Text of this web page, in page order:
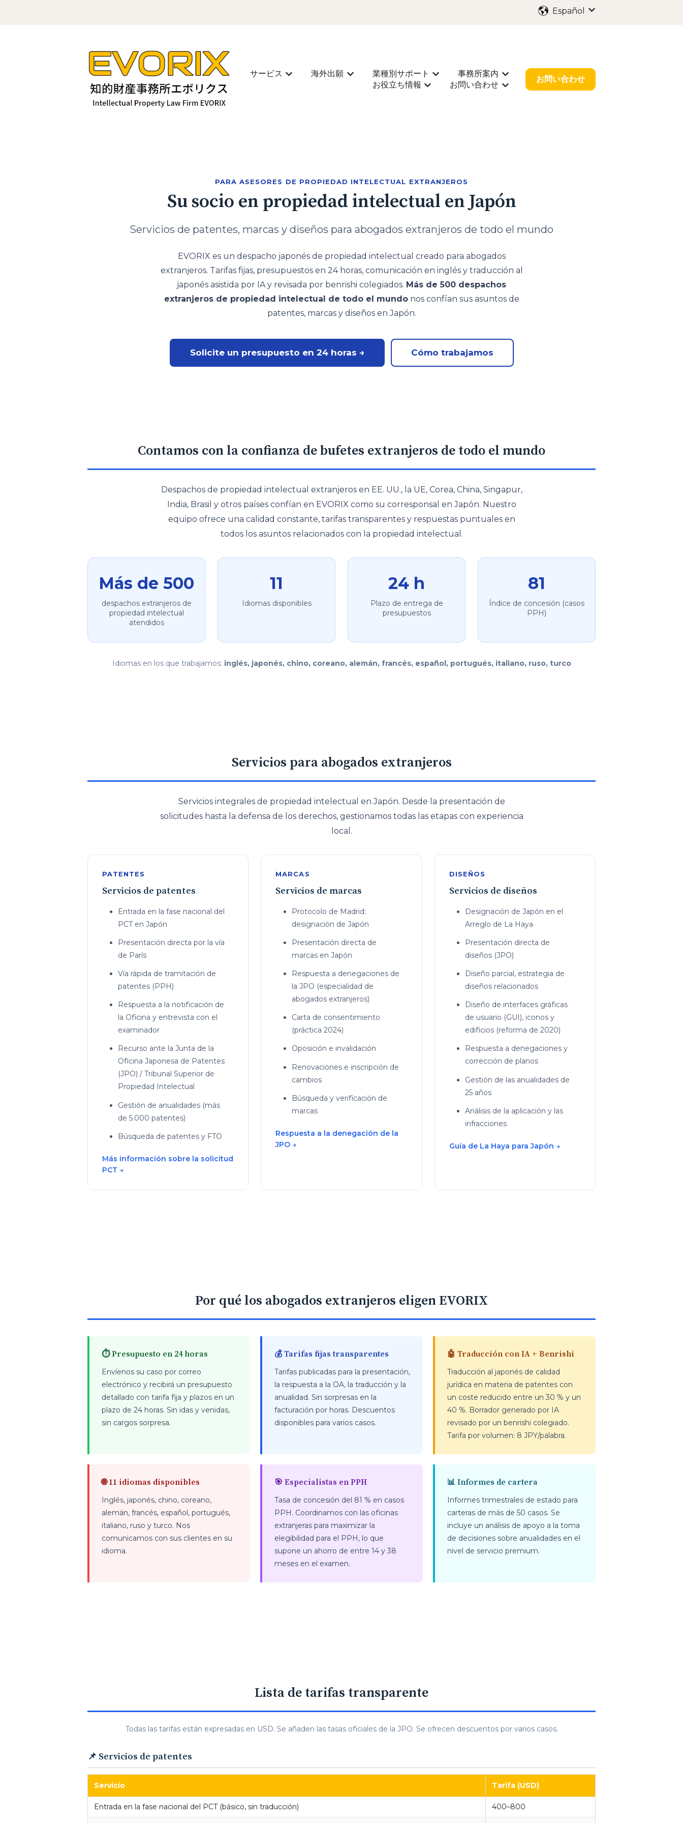
Español
サービス
Mostrar submenú de サービス
海外出願
Mostrar submenú de 海外出願
業種別サポート
Mostrar submenú de 業種別サポート
事務所案内
Mostrar submenú de 事務所案内
お役立ち情報
Mostrar submenú de お役立ち情報
お問い合わせ
Mostrar submenú de お問い合わせ
お問い合わせ
PARA ASESORES DE PROPIEDAD INTELECTUAL EXTRANJEROS
Su socio en propiedad intelectual en Japón
Servicios de patentes, marcas y diseños para abogados extranjeros de todo el mundo
EVORIX es un despacho japonés de propiedad intelectual creado para abogados
extranjeros. Tarifas fijas, presupuestos en 24 horas, comunicación en inglés y traducción al
japonés asistida por IA y revisada por benrishi colegiados. Más de 500 despachos
extranjeros de propiedad intelectual de todo el mundonos confían sus asuntos de
patentes, marcas y diseños en Japón.
Solicite un presupuesto en 24 horas → Cómo trabajamos
Contamos con la confianza de bufetes extranjeros de todo el mundo
Despachos de propiedad intelectual extranjeros en EE. UU., la UE, Corea, China, Singapur,
India, Brasil y otros países confían en EVORIX como su corresponsal en Japón. Nuestro
equipo ofrece una calidad constante, tarifas transparentes y respuestas puntuales en
todos los asuntos relacionados con la propiedad intelectual.
Más de 500
despachos extranjeros de
propiedad intelectual
atendidos
11
Idiomas disponibles
24 h
Plazo de entrega de
presupuestos
81
Índice de concesión (casos
PPH)
Idiomas en los que trabajamos: inglés, japonés, chino, coreano, alemán, francés, español, portugués, italiano, ruso, turco
Servicios para abogados extranjeros
Servicios integrales de propiedad intelectual en Japón. Desde la presentación de
solicitudes hasta la defensa de los derechos, gestionamos todas las etapas con experiencia
local.
PATENTES
Servicios de patentes
Entrada en la fase nacional del
PCT en Japón
Presentación directa por la vía
de París
Vía rápida de tramitación de
patentes (PPH)
Respuesta a la notificación de
la Oficina y entrevista con el
examinador
Recurso ante la Junta de la
Oficina Japonesa de Patentes
(JPO) / Tribunal Superior de
Propiedad Intelectual
Gestión de anualidades (más
de 5.000 patentes)
Búsqueda de patentes y FTO
Más información sobre la solicitud
PCT →
MARCAS
Servicios de marcas
Protocolo de Madrid:
designación de Japón
Presentación directa de
marcas en Japón
Respuesta a denegaciones de
la JPO (especialidad de
abogados extranjeros)
Carta de consentimiento
(práctica 2024)
Oposición e invalidación
Renovaciones e inscripción de
cambios
Búsqueda y verificación de
marcas
Respuesta a la denegación de la
JPO →
DISEÑOS
Servicios de diseños
Designación de Japón en el
Arreglo de La Haya
Presentación directa de
diseños (JPO)
Diseño parcial, estrategia de
diseños relacionados
Diseño de interfaces gráficas
de usuario (GUI), iconos y
edificios (reforma de 2020)
Respuesta a denegaciones y
corrección de planos
Gestión de las anualidades de
25 años
Análisis de la aplicación y las
infracciones
Guía de La Haya para Japón →
Por qué los abogados extranjeros eligen EVORIX
⏱️ Presupuesto en 24 horas
Envíenos su caso por correo
electrónico y recibirá un presupuesto
detallado con tarifa fija y plazos en un
plazo de 24 horas. Sin idas y venidas,
sin cargos sorpresa.
💰 Tarifas fijas transparentes
Tarifas publicadas para la presentación,
la respuesta a la OA, la traducción y la
anualidad. Sin sorpresas en la
facturación por horas. Descuentos
disponibles para varios casos.
🤖 Traducción con IA + Benrishi
Traducción al japonés de calidad
jurídica en materia de patentes con
un coste reducido entre un 30 % y un
40 %. Borrador generado por IA
revisado por un benrishi colegiado.
Tarifa por volumen: 8 JPY/palabra.
🌐 11 idiomas disponibles
Inglés, japonés, chino, coreano,
alemán, francés, español, portugués,
italiano, ruso y turco. Nos
comunicamos con sus clientes en su
idioma.
🎯 Especialistas en PPH
Tasa de concesión del 81 % en casos
PPH. Coordinamos con las oficinas
extranjeras para maximizar la
elegibilidad para el PPH, lo que
supone un ahorro de entre 14 y 38
meses en el examen.
📊 Informes de cartera
Informes trimestrales de estado para
carteras de más de 50 casos. Se
incluye un análisis de apoyo a la toma
de decisiones sobre anualidades en el
nivel de servicio premium.
Lista de tarifas transparente
Todas las tarifas están expresadas en USD. Se añaden las tasas oficiales de la JPO. Se ofrecen descuentos por varios casos.
📌 Servicios de patentes
Servicio Tarifa (USD)
Entrada en la fase nacional del PCT (básico, sin traducción) 400–800